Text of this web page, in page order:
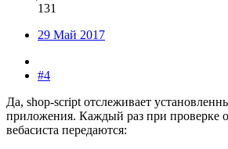
131
29 Май 2017
#4
Да, shop-script отслеживает
приложения. Каждый раз при проверке
вебасиста передаются: